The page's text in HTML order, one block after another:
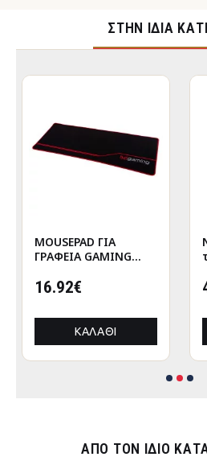
ΣΤΉΝ ΊΔΙΑ
MOUSEPAD ΓΙΑ
ΓΡΑΦΕΙΑ GAMING
ΜΑΥΡΟ ΧΡΩΜΑ
16.92€
ΚΑΛΆΘΙ
ΑΠΌ ΤΟΝ ΊΔΙΟ